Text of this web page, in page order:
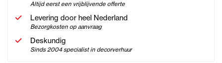
Altijd eerst een vrijblijvende offerte
Levering door heel Nederland
Bezorgkosten op aanvraag
Deskundig
Sinds 2004 specialist in decorverhuur